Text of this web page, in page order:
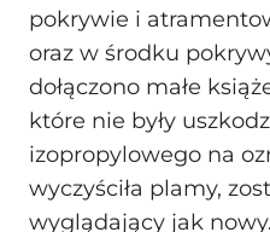
pokrywie i
oraz w środku
dołączono małe
które nie były
izopropylowego na
wyczyściła plamy,
wyglądający jak